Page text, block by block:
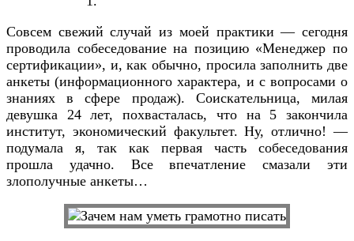
Совсем свежий случай из моей практики — сегодня
проводила собеседование на позицию «Менеджер по
сертификации», и, как обычно, просила заполнить две
анкеты (информационного характера, и с вопросами о
знаниях в сфере продаж). Соискательница, милая
девушка 24 лет, похвасталась, что на 5 закончила
институт, экономический факультет. Ну, отлично! —
подумала я, так как первая часть собеседования
прошла удачно. Все впечатление смазали эти
злополучные анкеты…